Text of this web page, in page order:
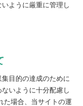
ように厳重に管理し
目的の達成のために
いように十分配慮し
た場合、当サイトの運